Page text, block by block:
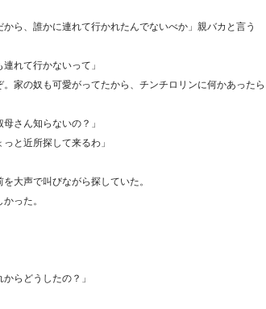
ら、誰かに連れて行かれたんでないべか」親バカと言う
れて行かないって」
家の奴も可愛がってたから、チンチロリンに何かあったら
さん知らないの？」
と近所探して来るわ」
大声で叫びながら探していた。
った。
らどうしたの？」